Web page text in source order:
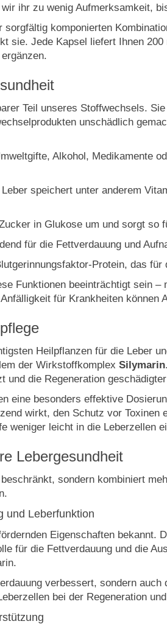
ihr zu wenig Aufmerksamkeit,
komponierten
sie. Jede Kapsel liefert Ihnen
Teil unseres Stoffwechsels.
unschädlich
Alkohol, Medikamente
Leber speichert unter anderem
in Glukose um und sorgt so
für die Fettverdauung und
Protein, das
Funktionen beeinträchtigt sein
für Krankheiten können
Heilpflanzen für die Leber
der WirkstoffkomplexSilymarin
die Regeneration
eine besonders effektive
wirkt, den Schutz vor
weniger leicht in die Leberzellen
Lebergesundheit
sondern kombiniert
und Leberfunktion
Eigenschaften bekannt.
für die Fettverdauung und die
verbessert, sondern
bei der Regeneration